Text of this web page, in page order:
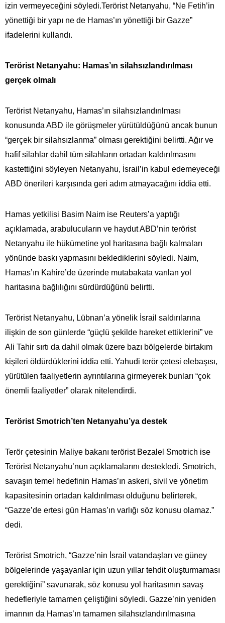
izin vermeyeceğini söyledi.Terörist Netanyahu, “Ne Fetih’in
yönettiği bir yapı ne de Hamas’ın yönettiği bir Gazze”
ifadelerini kullandı.
Terörist Netanyahu: Hamas’ın silahsızlandırılması
gerçek olmalı
Terörist Netanyahu, Hamas’ın silahsızlandırılması
konusunda ABD ile görüşmeler yürütüldüğünü ancak bunun
“gerçek bir silahsızlanma” olması gerektiğini belirtti. Ağır ve
hafif silahlar dahil tüm silahların ortadan kaldırılmasını
kastettiğini söyleyen Netanyahu, İsrail’in kabul edemeyeceği
ABD önerileri karşısında geri adım atmayacağını iddia etti.
Hamas yetkilisi Basim Naim ise Reuters’a yaptığı
açıklamada, arabulucuların ve haydut ABD’nin terörist
Netanyahu ile hükümetine yol haritasına bağlı kalmaları
yönünde baskı yapmasını beklediklerini söyledi. Naim,
Hamas’ın Kahire’de üzerinde mutabakata varılan yol
haritasına bağlılığını sürdürdüğünü belirtti.
Terörist Netanyahu, Lübnan’a yönelik İsrail saldırılarına
ilişkin de son günlerde “güçlü şekilde hareket ettiklerini” ve
Ali Tahir sırtı da dahil olmak üzere bazı bölgelerde birtakım
kişileri öldürdüklerini iddia etti. Yahudi terör çetesi elebaşısı,
yürütülen faaliyetlerin ayrıntılarına girmeyerek bunları “çok
önemli faaliyetler” olarak nitelendirdi.
Terörist Smotrich’ten Netanyahu’ya destek
Terör çetesinin Maliye bakanı terörist Bezalel Smotrich ise
Terörist Netanyahu’nun açıklamalarını destekledi. Smotrich,
savaşın temel hedefinin Hamas’ın askeri, sivil ve yönetim
kapasitesinin ortadan kaldırılması olduğunu belirterek,
“Gazze’de ertesi gün Hamas’ın varlığı söz konusu olamaz.”
dedi.
Terörist Smotrich, “Gazze’nin İsrail vatandaşları ve güney
bölgelerinde yaşayanlar için uzun yıllar tehdit oluşturmaması
gerektiğini” savunarak, söz konusu yol haritasının savaş
hedefleriyle tamamen çeliştiğini söyledi. Gazze’nin yeniden
imarının da Hamas’ın tamamen silahsızlandırılmasına